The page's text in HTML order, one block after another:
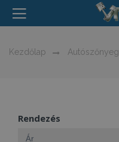
Kezdőlap Autószőnyeg
Rendezés